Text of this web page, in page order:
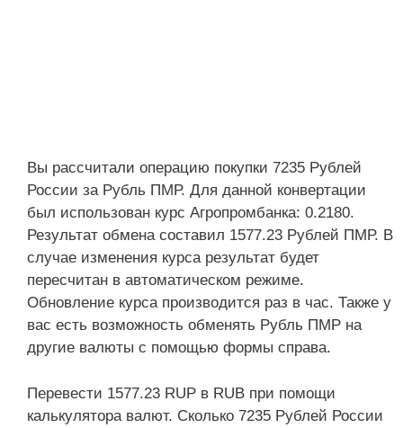
Вы рассчитали операцию покупки 7235 Рублей
России за Рубль ПМР. Для данной конвертации
был использован курс Агропромбанка: 0.2180.
Результат обмена составил 1577.23 Рублей ПМР. В
случае изменения курса результат будет
пересчитан в автоматическом режиме.
Обновление курса производится раз в час. Также у
вас есть возможность обменять Рубль ПМР на
другие валюты с помощью формы справа.
Перевести 1577.23 RUP в RUB при помощи
калькулятора валют. Сколько 7235 Рублей России